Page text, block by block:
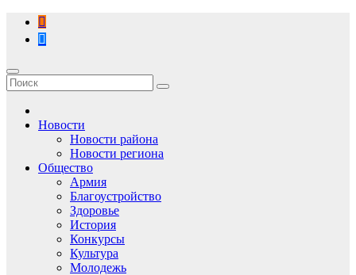
Перейти
содержимому
Новости
Новости района
Новости региона
Общество
Армия
Благоустройство
Здоровье
История
Конкурсы
Культура
Молодежь